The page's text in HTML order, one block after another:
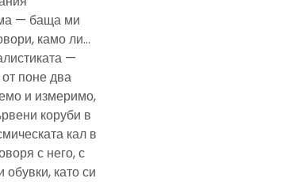
— баща ми
камо ли…
—
поне два
и измеримо,
коруби в
кал в
с него, с
като си